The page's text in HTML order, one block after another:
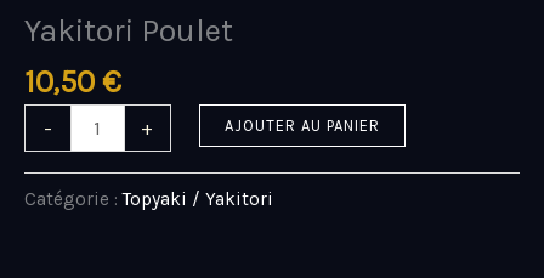
Yakitori Poulet
10,50 €
- + AJOUTER AU PANIER
Catégorie :Topyaki / Yakitori